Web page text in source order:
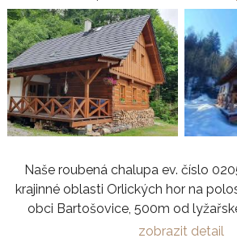
Naše roubená chalupa ev. číslo
krajinné oblasti Orlických hor na
obci Bartošovice, 500m od
zobrazit detail